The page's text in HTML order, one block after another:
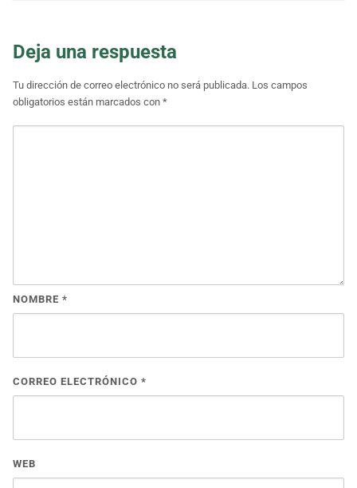
Deja una respuesta
Tu dirección de correo electrónico no será publicada. Los campos
obligatorios están marcados con *
NOMBRE *
CORREO ELECTRÓNICO *
WEB